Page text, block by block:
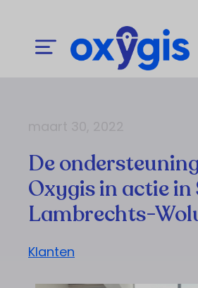
De
Oxygis in actie
Lambrechts-
Klanten